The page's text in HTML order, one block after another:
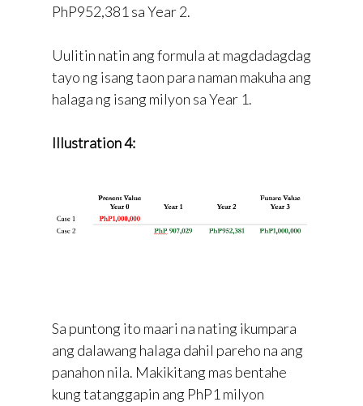
PhP952,381 sa Year 2.
Uulitin natin ang formula at magdadagdag
tayo ng isang taon para naman makuha ang
halaga ng isang milyon sa Year 1.
Illustration 4:
Sa puntong ito maari na nating ikumpara
ang dalawang halaga dahil pareho na ang
panahon nila. Makikitang mas bentahe
kung tatanggapin ang PhP1 milyon